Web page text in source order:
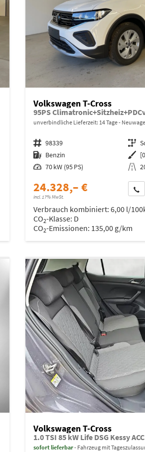
Volkswagen T-Cross
unverbindliche Lieferzeit: 14 Tage
Fahrzeugnr. 98339 Getriebe
Kraftstoff Benzin Außenfarbe
Leistung 70 kW (95 PS) Kilometerstand
24.328,– €
incl. 17% MwSt.
Verbrauch kombiniert: 6,00 l/
CO2-Klasse: D
CO2-Emissionen: 135,00 g/km
Volkswagen T-Cross
1.0 TSI 85 kW Life DSG Kessy
sofort lieferbar Fahrzeug mit